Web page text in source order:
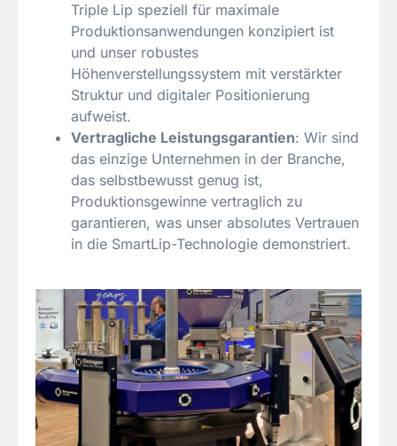
Triple Lip speziell für maximale
Produktionsanwendungen konzipiert ist
und unser robustes
Höhenverstellungssystem mit verstärkter
Struktur und digitaler Positionierung
aufweist.
Vertragliche Leistungsgarantien: Wir sind
das einzige Unternehmen in der Branche,
das selbstbewusst genug ist,
Produktionsgewinne vertraglich zu
garantieren, was unser absolutes Vertrauen
in die SmartLip-Technologie demonstriert.